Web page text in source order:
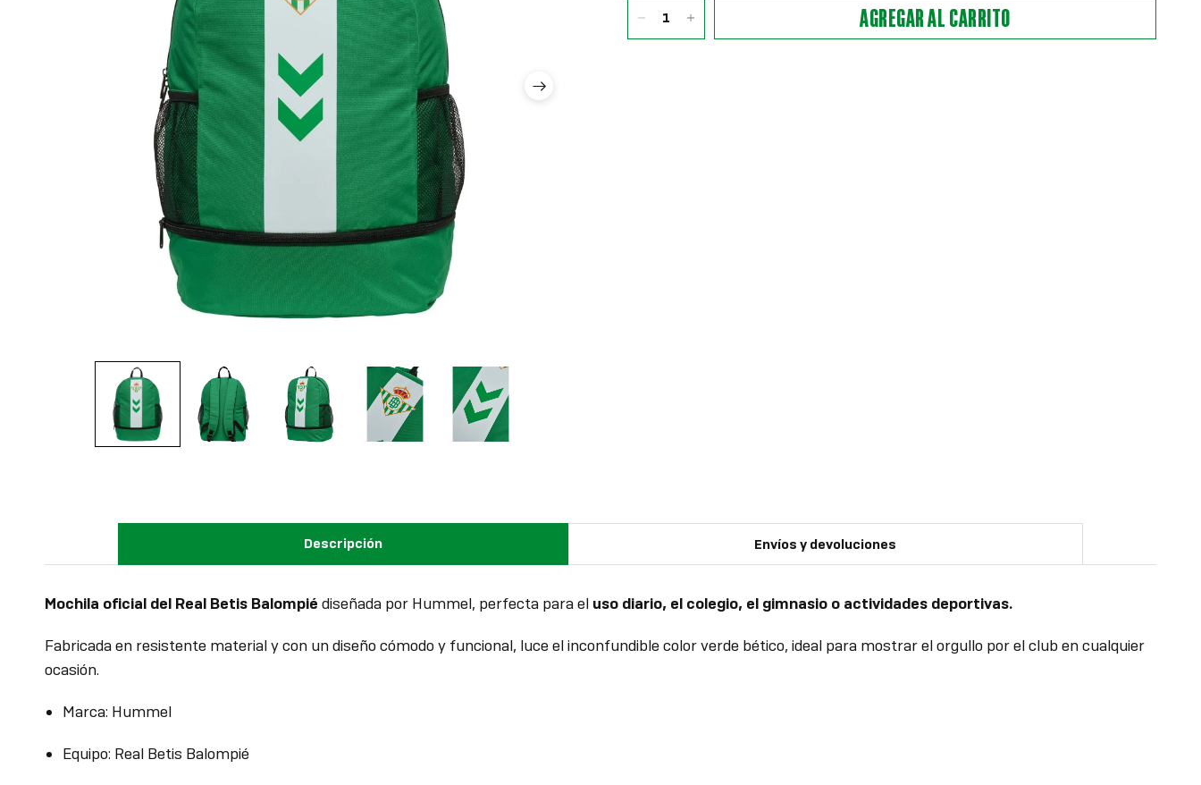
AGREGAR AL CARRITO
Descripción Envíos y devoluciones
Mochila oficial del Real Betis Balompié diseñada por Hummel, perfecta para el uso diario, el colegio, el gimnasio o actividades deportivas.
Fabricada en resistente material y con un diseño cómodo y funcional, luce el inconfundible color verde bético, ideal para mostrar el orgullo por el club en cualquier
ocasión.
Marca: Hummel
Equipo: Real Betis Balompié